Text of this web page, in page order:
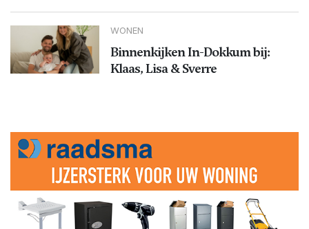
WONEN
Binnenkijken In-Dokkum bij:
Klaas, Lisa & Sverre